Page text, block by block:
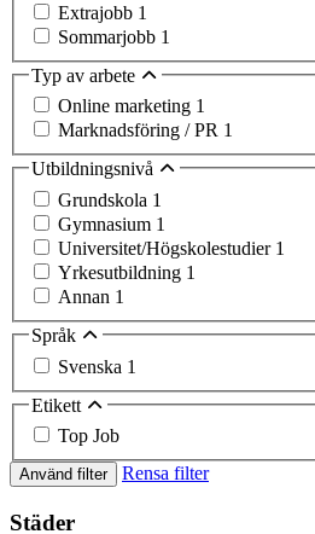
Extrajobb 1
Sommarjobb 1
Typ av arbete
Online marketing 1
Marknadsföring / PR 1
Utbildningsnivå
Grundskola 1
Gymnasium 1
Universitet/Högskolestudier 1
Yrkesutbildning 1
Annan 1
Språk
Svenska 1
Etikett
Top Job
Använd filter Rensa filter
Städer